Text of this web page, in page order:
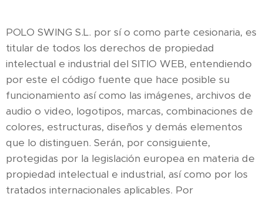
POLO SWING S.L. por sí o como parte cesionaria, es
titular de todos los derechos de propiedad
intelectual e industrial del SITIO WEB, entendiendo
por este el código fuente que hace posible su
funcionamiento así como las imágenes, archivos de
audio o video, logotipos, marcas, combinaciones de
colores, estructuras, diseños y demás elementos
que lo distinguen. Serán, por consiguiente,
protegidas por la legislación europea en materia de
propiedad intelectual e industrial, así como por los
tratados internacionales aplicables. Por